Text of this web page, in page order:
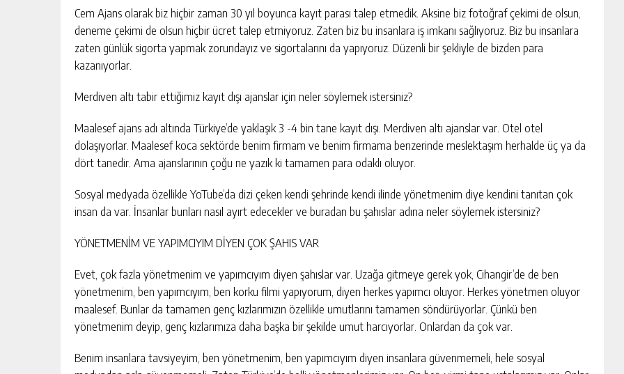
Cem Ajans olarak biz hiçbir zaman 30 yıl boyunca kayıt parası talep etmedik. Aksine biz fotoğraf çekimi de olsun,
deneme çekimi de olsun hiçbir ücret talep etmiyoruz. Zaten biz bu insanlara iş imkanı sağlıyoruz. Biz bu insanlara
zaten günlük sigorta yapmak zorundayız ve sigortalarını da yapıyoruz. Düzenli bir şekliyle de bizden para
kazanıyorlar.
Merdiven altı tabir ettiğimiz kayıt dışı ajanslar için neler söylemek istersiniz?
Maalesef ajans adı altında Türkiye’de yaklaşık 3 -4 bin tane kayıt dışı. Merdiven altı ajanslar var. Otel otel
dolaşıyorlar. Maalesef koca sektörde benim firmam ve benim firmama benzerinde meslektaşım herhalde üç ya da
dört tanedir. Ama ajanslarının çoğu ne yazık ki tamamen para odaklı oluyor.
Sosyal medyada özellikle YoTube’da dizi çeken kendi şehrinde kendi ilinde yönetmenim diye kendini tanıtan çok
insan da var. İnsanlar bunları nasıl ayırt edecekler ve buradan bu şahıslar adına neler söylemek istersiniz?
YÖNETMENİM VE YAPIMCIYIM DİYEN ÇOK ŞAHIS VAR
Evet, çok fazla yönetmenim ve yapımcıyım diyen şahıslar var. Uzağa gitmeye gerek yok, Cihangir’de de ben
yönetmenim, ben yapımcıyım, ben korku filmi yapıyorum, diyen herkes yapımcı oluyor. Herkes yönetmen oluyor
maalesef. Bunlar da tamamen genç kızlarımızın özellikle umutlarını tamamen söndürüyorlar. Çünkü ben
yönetmenim deyip, genç kızlarımıza daha başka bir şekilde umut harcıyorlar. Onlardan da çok var.
Benim insanlara tavsiyeyim, ben yönetmenim, ben yapımcıyım diyen insanlara güvenmemeli, hele sosyal